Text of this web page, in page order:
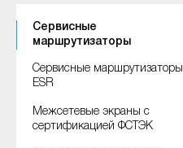
Сервисные
маршрутизаторы
Сервисные маршрутизаторы
ESR
Межсетевые экраны с
сертификацией ФСТЭК